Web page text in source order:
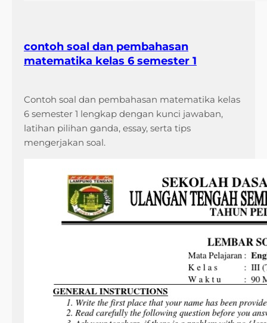
contoh soal dan pembahasan
matematika kelas 6 semester 1
Contoh soal dan pembahasan matematika kelas
6 semester 1 lengkap dengan kunci jawaban,
latihan pilihan ganda, essay, serta tips
mengerjakan soal.